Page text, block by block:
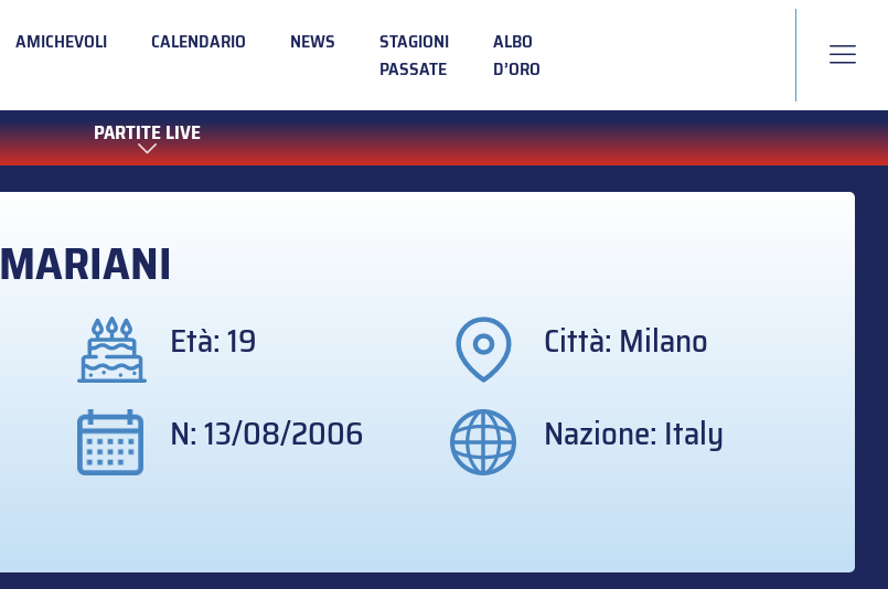
AMICHEVOLI CALENDARIO NEWS
STAGIONI
PASSATE
ALBO
D’ORO
PARTITE LIVE
MARIANI
Età: 19
Città: Milano
N: 13/08/2006
Nazione: Italy